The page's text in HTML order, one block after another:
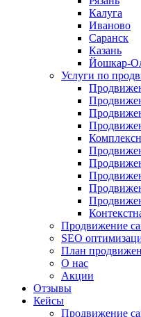
Калуга
Иваново
Саранск
Казань
Йошкар-
Услуги по
Продвижение
SEO
План
О нас
Акции
Отзывы
Кейсы
Продвижение